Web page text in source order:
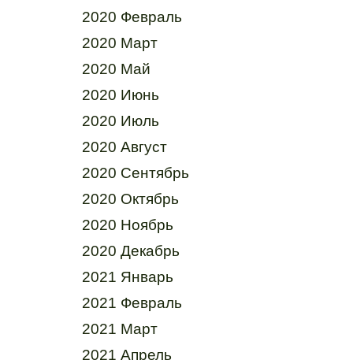
2020 Февраль
2020 Март
2020 Май
2020 Июнь
2020 Июль
2020 Август
2020 Сентябрь
2020 Октябрь
2020 Ноябрь
2020 Декабрь
2021 Январь
2021 Февраль
2021 Март
2021 Апрель